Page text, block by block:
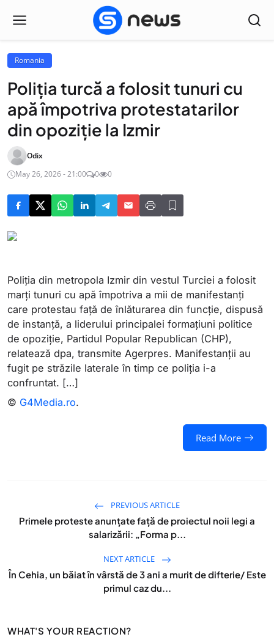
Romania
Poliţia turcă a folosit tunuri cu
apă împotriva protestatarilor
din opoziţie la Izmir
Odix
May 26, 2026 - 21:00
0 0
Poliţia din metropola Izmir din vestul Turciei a folosit
marţi tunuri cu apă împotriva a mii de manifestanţi
care protestau faţă de înlăturarea din funcţie, dispusă
de instanţă, a liderului principalei formaţiuni politice
de opoziţie, Partidul Popular Republican (CHP),
relatează dpa, transmite Agerpres. Manifestanţii au
fugit pe străzile laterale în timp ce poliţia i-a
confruntat. […]
© G4Media.ro.
Read More
PREVIOUS ARTICLE
Primele proteste anunțate față de proiectul noii legi a
salarizării: „Forma p...
NEXT ARTICLE
În Cehia, un băiat în vârstă de 3 ani a murit de difterie/ Este
primul caz du...
WHAT'S YOUR REACTION?